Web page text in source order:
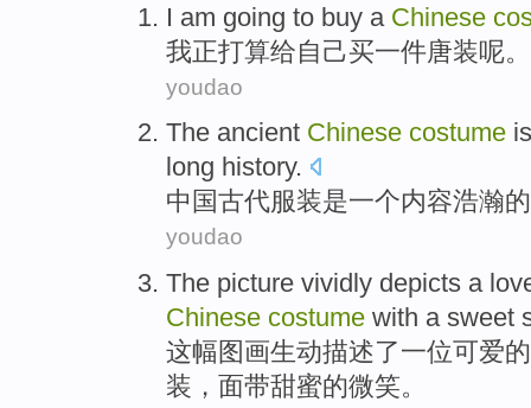
I am going to buy a Chinese
我正打算给自己买一件唐装呢。
youdao
The ancient Chinese costume is
long history.
中国古代服装是一个内容浩瀚的
youdao
The picture vividly depicts a
Chinese costume with a sweet
这幅图画生动描述了一位可爱的
装 ，面带甜蜜的微笑。